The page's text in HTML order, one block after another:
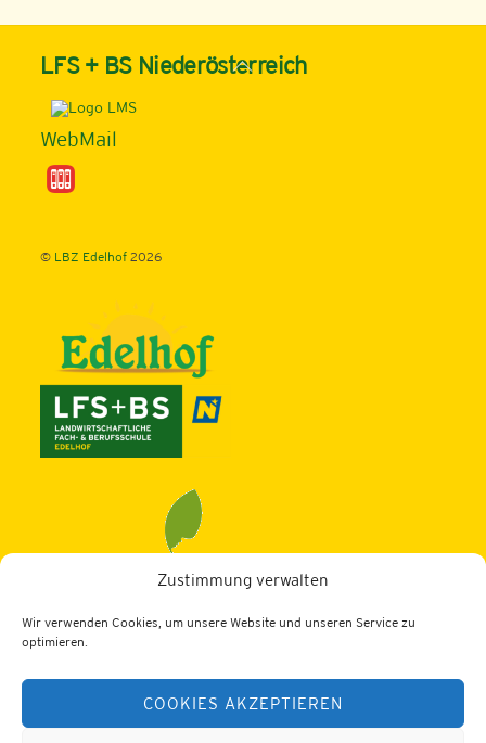
Zustimmung verwalten
Wir verwenden Cookies, um unsere Website und unseren Service zu
optimieren.
COOKIES AKZEPTIEREN
Back
LFS + BS Niederösterreich
WebMail
© LBZ Edelhof2026
LBZ Edelhof
Tel.: 02822/52402
Web:https://lfs-edelhof.ac.at